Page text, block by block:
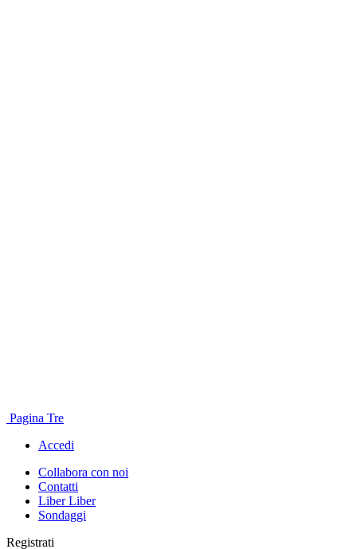
Pagina Tre
Accedi
Collabora con noi
Contatti
Liber Liber
Sondaggi
Registrati